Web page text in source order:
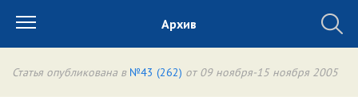
Архив
Статья опубликована в №43 (262) от 09 ноября-15 ноября 2005